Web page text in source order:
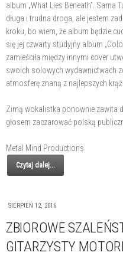
album „What Lies Beneath”. Sama
długa i trudna droga, ale jestem
kroku, bo wiem, że album będzie
się jej czwarty studyjny album
zamieściła między innymi cover
swoich solowych wydawnictwach
atmosferę znaną z najlepszych
Zimą wokalistka ponownie zawita
głosem zaczarować polską
Metal Mind Productions
Czytaj dalej...
SIERPIEŃ 12, 2016
ZBIOROWE
GITARZYSTY